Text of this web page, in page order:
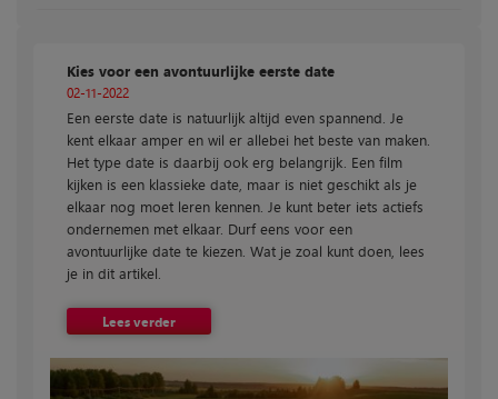
Kies voor een avontuurlijke eerste date
02-11-2022
Een eerste date is natuurlijk altijd even spannend. Je
kent elkaar amper en wil er allebei het beste van maken.
Het type date is daarbij ook erg belangrijk. Een film
kijken is een klassieke date, maar is niet geschikt als je
elkaar nog moet leren kennen. Je kunt beter iets actiefs
ondernemen met elkaar. Durf eens voor een
avontuurlijke date te kiezen. Wat je zoal kunt doen, lees
je in dit artikel.
Lees verder